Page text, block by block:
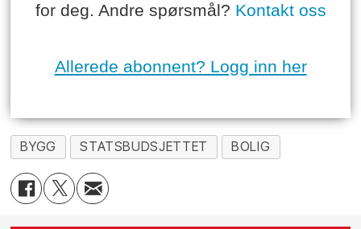
for deg. Andre spørsmål? Kontakt oss
Allerede abonnent? Logg inn her
BYGG STATSBUDSJETTET BOLIG